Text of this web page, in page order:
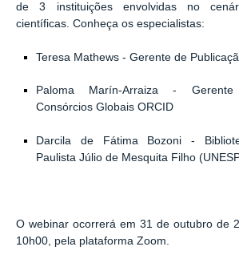
de 3 instituições envolvidas no
científicas. Conheça os especialistas:
Teresa Mathews - Gerente de
Paloma Marín-Arraiza -
Consórcios Globais ORCID
Darcila de Fátima Bozoni -
Paulista Júlio de Mesquita Filho
O webinar ocorrerá em 31 de outubro de
10h00, pela plataforma Zoom.